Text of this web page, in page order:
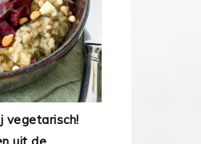
vegetarisch!